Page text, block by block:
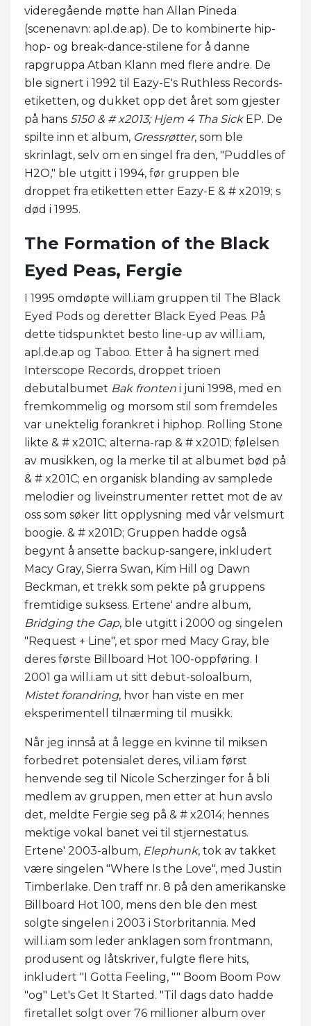
videregående møtte han Allan Pineda
(scenenavn: apl.de.ap). De to kombinerte hip-
hop- og break-dance-stilene for å danne
rapgruppa Atban Klann med flere andre. De
ble signert i 1992 til Eazy-E's Ruthless Records-
etiketten, og dukket opp det året som gjester
på hans 5150 & # x2013; Hjem 4 Tha SickEP. De
spilte inn et album, Gressrøtter, som ble
skrinlagt, selv om en singel fra den, "Puddles of
H2O," ble utgitt i 1994, før gruppen ble
droppet fra etiketten etter Eazy-E & # x2019; s
død i 1995.
The Formation of the Black
Eyed Peas, Fergie
I 1995 omdøpte will.i.am gruppen til The Black
Eyed Pods og deretter Black Eyed Peas. På
dette tidspunktet besto line-up av will.i.am,
apl.de.ap og Taboo. Etter å ha signert med
Interscope Records, droppet trioen
debutalbumet Bak fronten i juni 1998, med en
fremkommelig og morsom stil som fremdeles
var unektelig forankret i hiphop. Rolling Stone
likte & # x201C; alterna-rap & # x201D; følelsen
av musikken, og la merke til at albumet bød på
& # x201C; en organisk blanding av samplede
melodier og liveinstrumenter rettet mot de av
oss som søker litt opplysning med vår velsmurt
boogie. & # x201D; Gruppen hadde også
begynt å ansette backup-sangere, inkludert
Macy Gray, Sierra Swan, Kim Hill og Dawn
Beckman, et trekk som pekte på gruppens
fremtidige suksess. Ertene' andre album,
Bridging the Gap, ble utgitt i 2000 og singelen
"Request + Line", et spor med Macy Gray, ble
deres første Billboard Hot 100-oppføring. I
2001 ga will.i.am ut sitt debut-soloalbum,
Mistet forandring, hvor han viste en mer
eksperimentell tilnærming til musikk.
Når jeg innså at å legge en kvinne til miksen
forbedret potensialet deres, vil.i.am først
henvende seg til Nicole Scherzinger for å bli
medlem av gruppen, men etter at hun avslo
det, meldte Fergie seg på & # x2014; hennes
mektige vokal banet vei til stjernestatus.
Ertene' 2003-album, Elephunk, tok av takket
være singelen "Where Is the Love", med Justin
Timberlake. Den traff nr. 8 på den amerikanske
Billboard Hot 100, mens den ble den mest
solgte singelen i 2003 i Storbritannia. Med
will.i.am som leder anklagen som frontmann,
produsent og låtskriver, fulgte flere hits,
inkludert "I Gotta Feeling, "" Boom Boom Pow
"og" Let's Get It Started. "Til dags dato hadde
firetallet solgt over 76 millioner album over